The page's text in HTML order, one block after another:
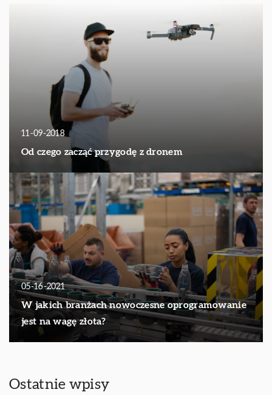
11-09-2018
Od czego zacząć przygodę z dronem
05-16-2021
W jakich branżach nowoczesne oprogramowanie
jest na wagę złota?
Ostatnie wpisy